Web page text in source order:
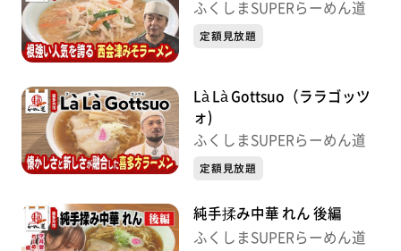
ふくしまSUPERらーめん道
定額見放題
Là Là Gottsuo（ララゴッツ
ォ)
ふくしまSUPERらーめん道
定額見放題
純手揉み中華 れん 後編
ふくしまSUPERらーめん道